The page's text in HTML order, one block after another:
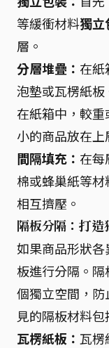
等緩衝材料獨立
層。
分層堆疊： 在紙
泡墊或瓦楞紙
在紙箱中，較
小的商品放在上
間隔填充： 在每
棉或蜂巢紙等材
相互擠壓。
隔板分隔：打造
如果商品形狀
板進行分隔。
個獨立空間，
見的隔板材料包
瓦楞紙板： 瓦楞